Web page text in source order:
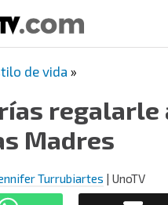
de vida »
regalarle
Madres
Turrubiartes | UnoTV